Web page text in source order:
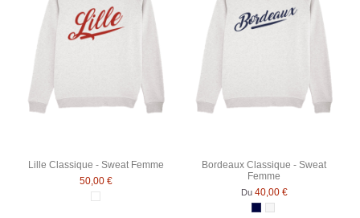
Lille Classique - Sweat Femme
50,00 €
Blanc
Bordeaux Classique - Sweat
Femme
Du 40,00 €
Bleu Marine
Blanc chiné